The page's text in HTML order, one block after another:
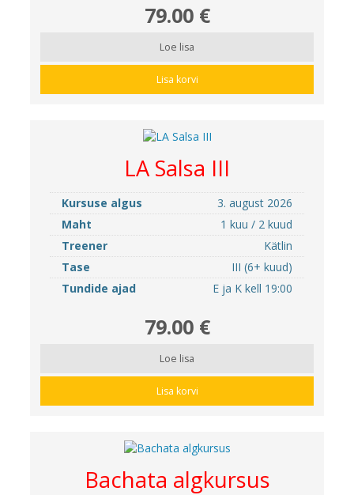
79.00 €
Loe lisa
Lisa korvi
LA Salsa III
Kursuse algus
3. august 2026
Maht
1 kuu / 2 kuud
Treener
Kätlin
Tase
III (6+ kuud)
Tundide ajad
E ja K kell 19:00
79.00 €
Loe lisa
Lisa korvi
Bachata algkursus